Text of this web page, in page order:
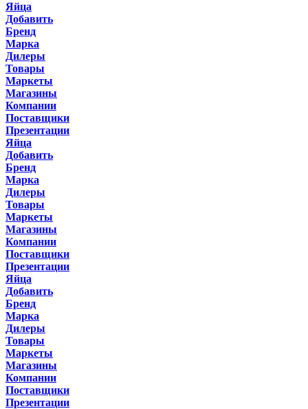
Яйца
Добавить
Бренд
Марка
Дилеры
Товары
Маркеты
Магазины
Компании
Поставщики
Презентации
Яйца
Добавить
Бренд
Марка
Дилеры
Товары
Маркеты
Магазины
Компании
Поставщики
Презентации
Яйца
Добавить
Бренд
Марка
Дилеры
Товары
Маркеты
Магазины
Компании
Поставщики
Презентации